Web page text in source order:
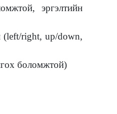
эргэлтийн
(left/right, up/down,
боломжтой)